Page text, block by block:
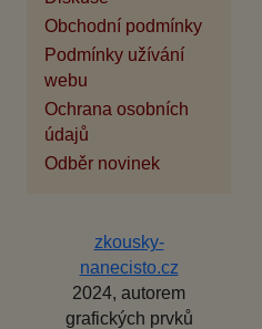
Obchodní podmínky
Podmínky užívání
webu
Ochrana osobních
údajů
Odběr novinek
zkousky-
nanecisto.cz
2024, autorem
grafických prvků